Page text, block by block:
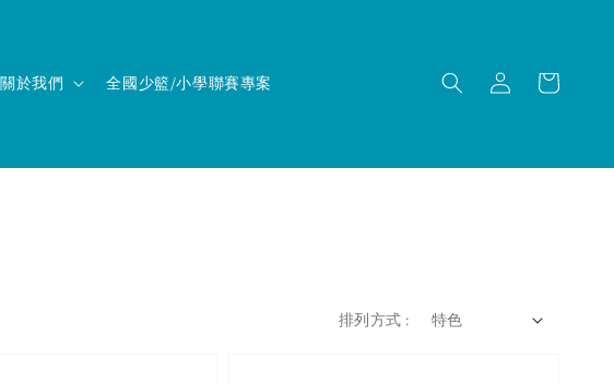
關於我們 全國少籃/小學聯賽專案
排列方式 :